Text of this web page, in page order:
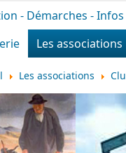
- Démarches - Infos
Les associations
Les associations